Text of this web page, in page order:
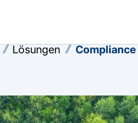
Lösungen Compliance